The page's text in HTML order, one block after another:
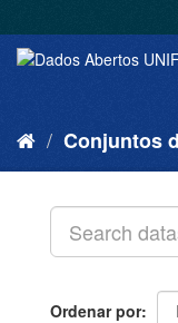
Conjuntos
Ordenar por